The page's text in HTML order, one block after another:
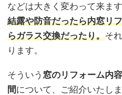
などは大きく変わって来ます
結露や防音だったら内窓リ
らガラス交換だったり。そ
ります。
そういう 窓のリフォーム内
間について、ご紹介いたしま